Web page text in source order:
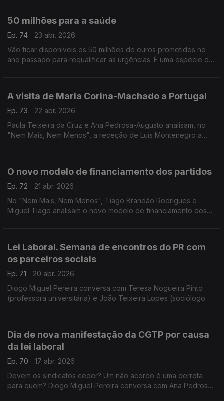
50 milhões para a saúde
Ep. 74
23 abr. 2026
Vão ficar disponíveis os 50 milhões de euros prometidos no
ano passado para requalificar as urgências. É uma espécie de
A visita de Maria Corina-Machado a Portugal
Ep. 73
22 abr. 2026
Paula Teixeira da Cruz e Ana Pedrosa-Augusto analisam, no
"Nem Mais, Nem Menos", a receção de Luís Montenegro a
O novo modelo de financiamento dos partidos
Ep. 72
21 abr. 2026
No "Nem Mais, Nem Menos", Tiago Brandão Rodrigues e
Miguel Tiago analisam o novo modelo de financiamento dos
Lei Laboral. Semana de encontros do PR com
os parceiros sociais
Ep. 71
20 abr. 2026
Diogo Miguel Pereira conversa com Teresa Nogueira Pinto
(professora universitária) e João Teixeira Lopes (sociólogo e
Dia de nova manifestação da CGTP por causa
da lei laboral
Ep. 70
17 abr. 2026
Devem os sindicatos ceder? Um não acordo é uma derrota
para quem? Diogo Miguel Pereira conversa com Ana Pedrosa